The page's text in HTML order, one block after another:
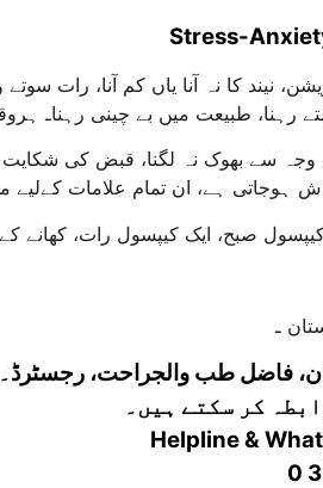
Stress-
نیند کا نہ آنا یاں کم آنا،
رہنا، طبیعت میں بے چینی رہناـ
وجہ سے بھوک نہ لگنا، قبض کی
ہے، ان تمام علامات کےلیے
صبح، ایک کیپسول رات، کھانے
ـ
فاضل طب والجراحت، رجسٹرڈ۔
کر سکتے ہیں۔
Helpline &
0